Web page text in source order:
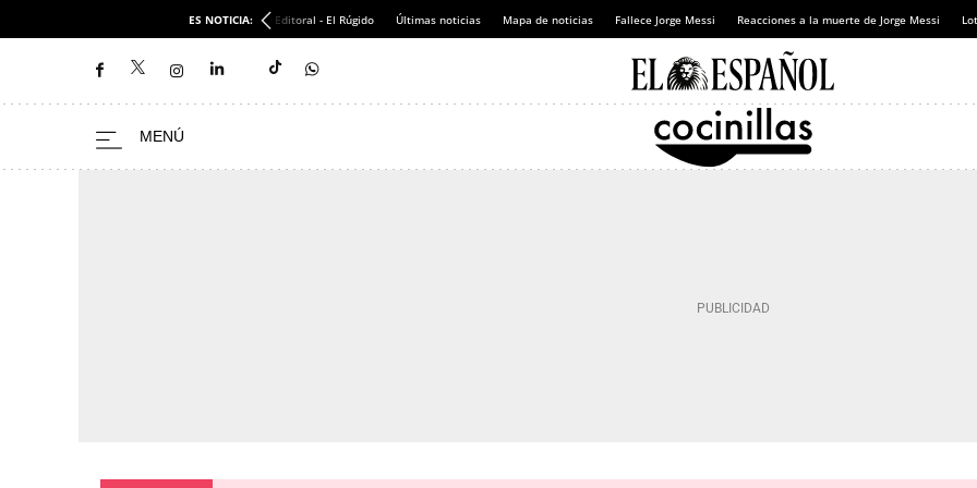
ES NOTICIA: Editoral - El Rúgido Últimas noticias Mapa de noticias Fallece Jorge Messi Reacciones a la muerte de Jorge Messi